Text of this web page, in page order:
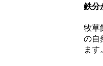
鉄分
牧草
の自
ます